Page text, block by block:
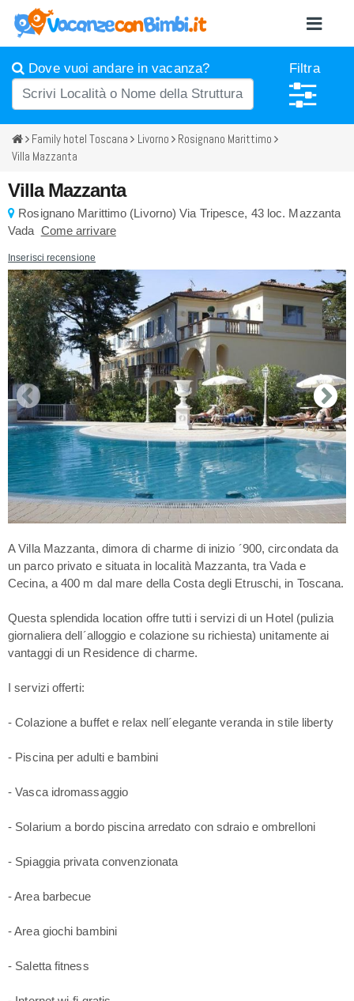
Dove vuoi andare in vacanza? Filtra
Family hotel Toscana Livorno
Rosignano Marittimo
Villa Mazzanta
Villa Mazzanta
Rosignano Marittimo (Livorno) Via Tripesce, 43 loc. Mazzanta
Vada Come arrivare
Inserisci recensione
A Villa Mazzanta, dimora di charme di inizio ´900, circondata da
un parco privato e situata in località Mazzanta, tra Vada e
Cecina, a 400 m dal mare della Costa degli Etruschi, in Toscana.
Questa splendida location offre tutti i servizi di un Hotel (pulizia
giornaliera dell´alloggio e colazione su richiesta) unitamente ai
vantaggi di un Residence di charme.
I servizi offerti:
- Colazione a buffet e relax nell´elegante veranda in stile liberty
- Piscina per adulti e bambini
- Vasca idromassaggio
- Solarium a bordo piscina arredato con sdraio e ombrelloni
- Spiaggia privata convenzionata
- Area barbecue
- Area giochi bambini
- Saletta fitness